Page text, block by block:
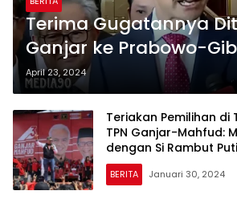
Terima Gugatannya
Ganjar ke Prabowo-
Selamat Bekerja untuk
April 23, 2024
Teriakan Pemilihan di
TPN Ganjar-Mahfud:
dengan Si Rambut
Hukum
BERITA Januari 30, 2024